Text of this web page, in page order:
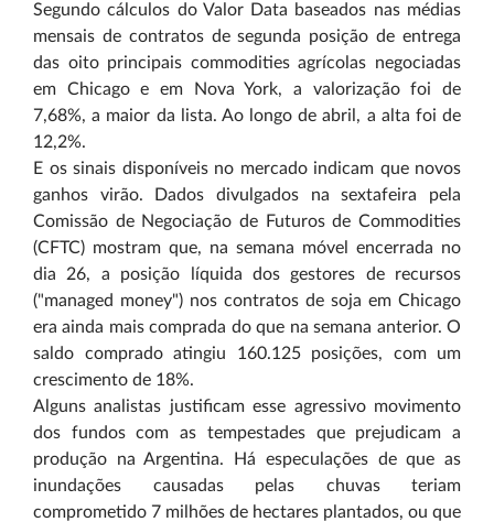
Segundo cálculos do Valor Data baseados nas médias
mensais de contratos de segunda posição de entrega
das oito principais commodities agrícolas negociadas
em Chicago e em Nova York, a valorização foi de
7,68%, a maior da lista. Ao longo de abril, a alta foi de
12,2%.
E os sinais disponíveis no mercado indicam que novos
ganhos virão. Dados divulgados na sexta­feira pela
Comissão de Negociação de Futuros de Commodities
(CFTC) mostram que, na semana móvel encerrada no
dia 26, a posição líquida dos gestores de recursos
("managed money") nos contratos de soja em Chicago
era ainda mais comprada do que na semana anterior. O
saldo comprado atingiu 160.125 posições, com um
crescimento de 18%.
Alguns analistas justificam esse agressivo movimento
dos fundos com as tempestades que prejudicam a
produção na Argentina. Há especulações de que as
inundações causadas pelas chuvas teriam
comprometido 7 milhões de hectares plantados, ou que